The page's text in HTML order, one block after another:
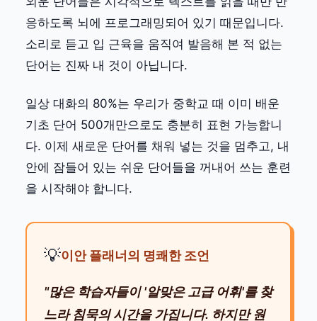
응하도록 뇌에 프로그래밍되어 있기 때문입니다.
소리로 듣고 입 근육을 움직여 발음해 본 적 없는
단어는 진짜 내 것이 아닙니다.
일상 대화의 80%는 우리가 중학교 때 이미 배운
기초 단어 500개만으로도 충분히 표현 가능합니
다. 이제 새로운 단어를 채워 넣는 것을 멈추고, 내
안에 잠들어 있는 쉬운 단어들을 꺼내어 쓰는 훈련
을 시작해야 합니다.
💡이안 플래너의 명쾌한 조언
"많은 학습자들이 '알맞은 고급 어휘'를 찾
느라 침묵의 시간을 가집니다. 하지만 원